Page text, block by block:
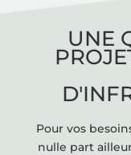
UNE
Pour vos
nulle part